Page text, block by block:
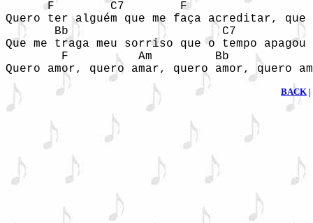
F        C7        F
Quero ter alguém que me faça acreditar, que
       Bb                      C7
Que me traga meu sorriso que o tempo apagou
F          Am         Bb
Quero amor, quero amar, quero amor, quero
BACK |